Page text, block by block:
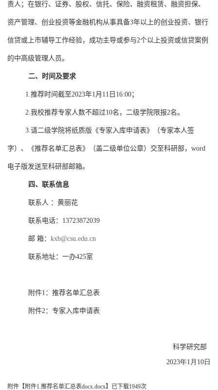
责人；在银行、证券、股权、信托、保险、融资租赁、融资担保、
资产管理、创业投资等金融机构从事具备3年以上的创业投资、银行
信贷或上市辅导工作经验，成功主导或参与2个以上投资或信贷案例
的中高级管理人员。
二、时间及要求
1.推荐时间截至2023年1月 11 日 16:00；
2.我校推荐专家人数不超过10名，二级学院限报2名。
3.请二级学院将纸质版《专家入库申请表》（专家本人签
字）、《推荐名单汇总表》（盖二级单位公章）交至科研部， word
电子版发送至科研部邮箱。
四、联系信息
联系人 ：黄丽花
联系电话： 13723872039
邮 箱： kxb@csu.edu.cn
联系地址：一办425室
附件1 ：推荐名单汇总表
附件2：专家入库申请表
科学研究部
2023年1月10日
附件【 附件1.推荐名单汇总表docx.docx】已下载1949次